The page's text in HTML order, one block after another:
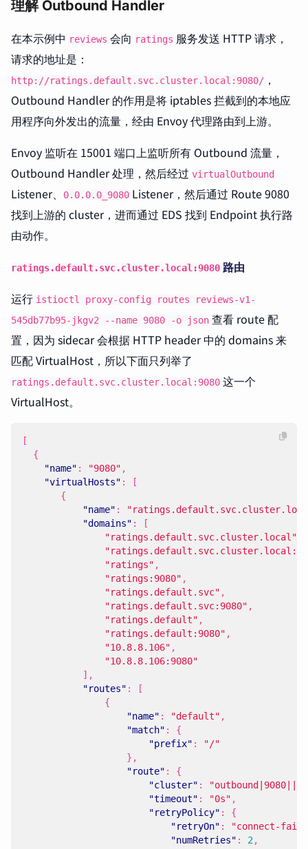
理解 Outbound Handler
在本示例中 reviews 会向 ratings 服务发送 HTTP 请求，
请求的地址是：
http://ratings.default.svc.cluster.local:9080/ ，
Outbound Handler 的作用是将 iptables 拦截到的本地应
用程序向外发出的流量，经由 Envoy 代理路由到上游。
Envoy 监听在 15001 端口上监听所有 Outbound 流量，
Outbound Handler 处理，然后经过 virtualOutbound
Listener、 0.0.0.0_9080 Listener，然后通过 Route 9080
找到上游的 cluster，进而通过 EDS 找到 Endpoint 执行路
由动作。
ratings.default.svc.cluster.local:9080 路由
运行 istioctl proxy-config routes reviews-v1-
545db77b95-jkgv2 --name 9080 -o json 查看 route 配
置，因为 sidecar 会根据 HTTP header 中的 domains 来
匹配 VirtualHost，所以下面只列举了
ratings.default.svc.cluster.local:9080 这一个
VirtualHost。
[
{
"name" : "9080" ,
"virtualHosts" :
[
{
"name" :
"domains" :
[
"ratings.default.svc.cluster.local"
"ratings" ,
"ratings:9080" ,
"ratings.default.svc" ,
"ratings.default.svc:9080" ,
"ratings.default" ,
"ratings.default:9080" ,
"10.8.8.106" ,
"10.8.8.106:9080"
],
"routes" :
[
{
"name" : "default" ,
"match" :
{
"prefix" :
"/"
},
"route" :
{
"cluster" :
"timeout" : "0s" ,
"retryPolicy" :
{
"retryOn" :
"connect-
"numRetries" : 2,